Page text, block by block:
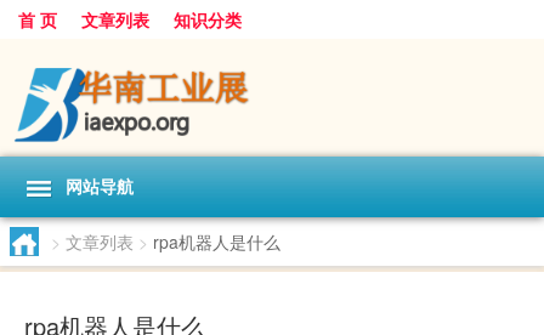
首 页 文章列表 知识分类
网站导航
> 文章列表 > rpa机器人是什么
rpa机器人是什么